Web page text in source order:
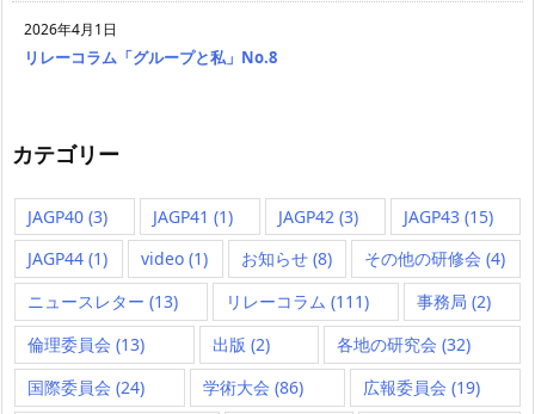
2026年4月1日
リレーコラム「グループと私」No.8
カテゴリー
JAGP40 (3) JAGP41 (1) JAGP42 (3) JAGP43 (15)
JAGP44 (1) video(1) お知らせ(8) その他の研修会 (4)
ニュースレター (13) リレーコラム (111) 事務局 (2)
倫理委員会 (13) 出版 (2) 各地の研究会 (32)
国際委員会 (24) 学術大会 (86) 広報委員会 (19)